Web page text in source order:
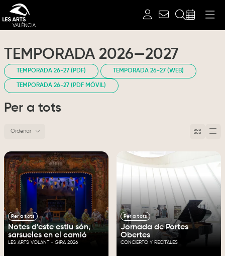
TEMPORADA 2026—2027
TEMPORADA 26-27 (PDF) TEMPORADA 26-27 (WEB)
TEMPORADA 26-27 (PDF MÓVIL)
Per a tots
Ordenar
Per a tots
Notes d'este estiu són,
sarsueles en el camió
LES ARTS VOLANT - GIRA 2026
Per a tots
Jornada de Portes
Obertes
CONCIERTO Y RECITALES